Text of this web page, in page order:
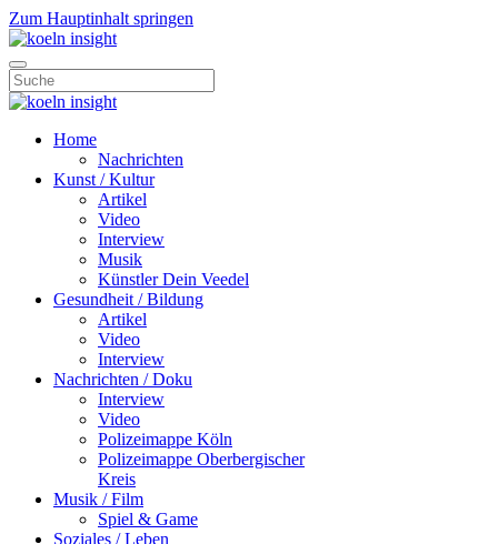
Zum Hauptinhalt springen
Home
Nachrichten
Kunst / Kultur
Artikel
Video
Interview
Musik
Künstler Dein Veedel
Gesundheit / Bildung
Artikel
Video
Interview
Nachrichten / Doku
Interview
Video
Polizeimappe Köln
Polizeimappe Oberbergischer
Kreis
Musik / Film
Spiel & Game
Soziales / Leben